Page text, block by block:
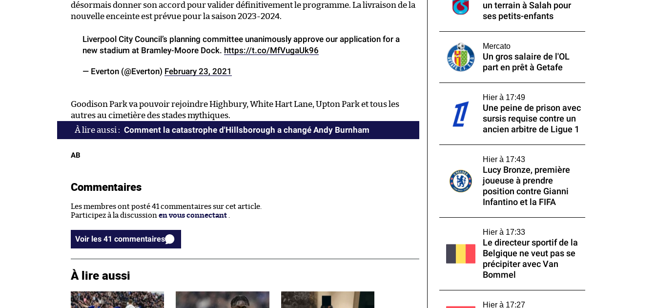
désormais donner son accord pour valider définitivement le programme. La livraison de la
nouvelle enceinte est prévue pour la saison 2023-2024.
Liverpool City Council’s planning committee unanimously approve our application for a
new stadium at Bramley-Moore Dock. https://t.co/MfVugaUk96
— Everton (@Everton) February 23, 2021
Goodison Park va pouvoir rejoindre Highbury, White Hart Lane, Upton Park et tous les
autres au cimetière des stades mythiques.
Comment la catastrophe d'Hillsborough a changé Andy Burnham
AB
Commentaires
Les membres ont posté 41 commentaires sur cet article.
Participez à la discussion en vous connectant
Voir les 41 commentaires
À lire aussi
un terrain à Salah pour
ses petits-enfants
Mercato
Un gros salaire de l'OL
part en prêt à Getafe
Hier à 17:49
Une peine de prison avec
sursis requise contre un
ancien arbitre de Ligue 1
Hier à 17:43
Lucy Bronze, première
joueuse à prendre
position contre Gianni
Infantino et la FIFA
Hier à 17:33
Le directeur sportif de la
Belgique ne veut pas se
précipiter avec Van
Bommel
Hier à 17:27